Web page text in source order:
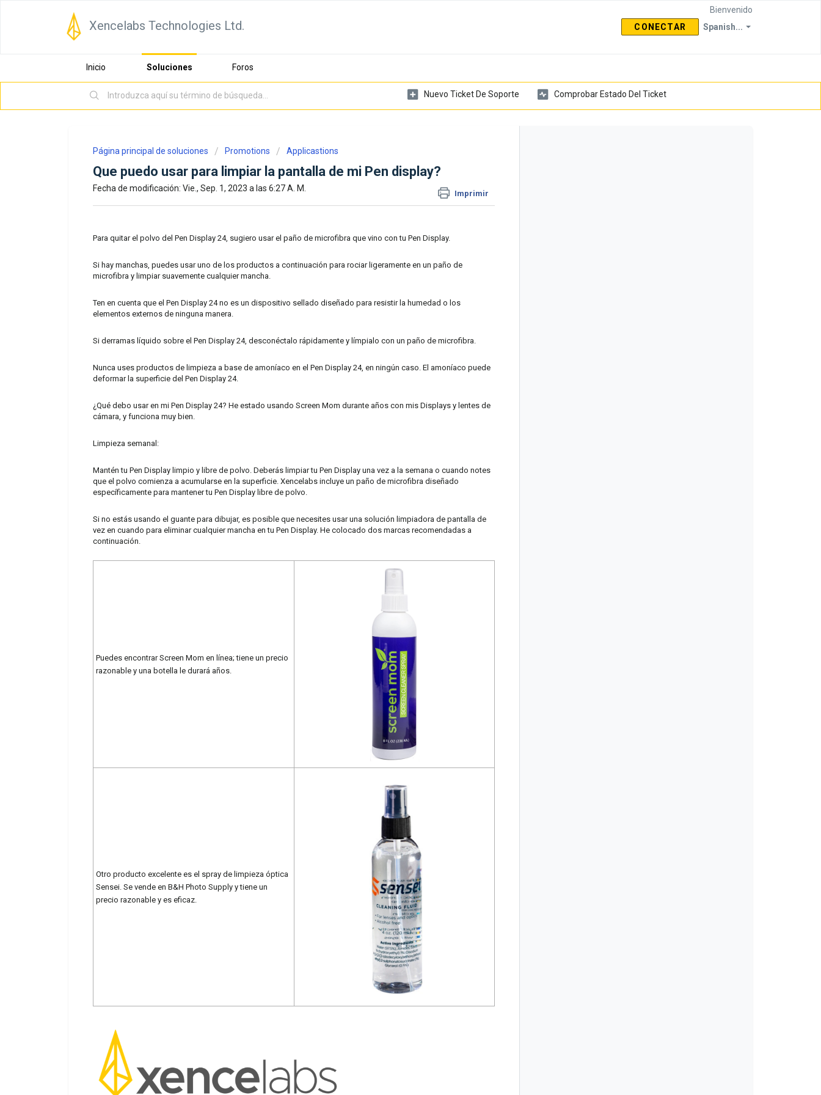
Xencelabs Technologies Ltd. Spanish...
Bienvenido
CONECTAR
Inicio Soluciones Foros
Nuevo Ticket De Soporte Comprobar Estado Del Ticket
Página principal de soluciones Promotions Applicastions
Que puedo usar para limpiar la pantalla de mi Pen display?
Imprimir
Fecha de modificación: Vie., Sep. 1, 2023 a las 6:27 A. M.
Para quitar el polvo del Pen Display 24, sugiero usar el paño de microfibra que vino con tu Pen Display.
Si hay manchas, puedes usar uno de los productos a continuación para rociar ligeramente en un paño de
microfibra y limpiar suavemente cualquier mancha.
Ten en cuenta que el Pen Display 24 no es un dispositivo sellado diseñado para resistir la humedad o los
elementos externos de ninguna manera.
Si derramas líquido sobre el Pen Display 24, desconéctalo rápidamente y límpialo con un paño de microfibra.
Nunca uses productos de limpieza a base de amoníaco en el Pen Display 24, en ningún caso. El amoníaco puede
deformar la superficie del Pen Display 24.
¿Qué debo usar en mi Pen Display 24? He estado usando Screen Mom durante años con mis Displays y lentes de
cámara, y funciona muy bien.
Limpieza semanal:
Mantén tu Pen Display limpio y libre de polvo. Deberás limpiar tu Pen Display una vez a la semana o cuando notes
que el polvo comienza a acumularse en la superficie. Xencelabs incluye un paño de microfibra diseñado
específicamente para mantener tu Pen Display libre de polvo.
Si no estás usando el guante para dibujar, es posible que necesites usar una solución limpiadora de pantalla de
vez en cuando para eliminar cualquier mancha en tu Pen Display. He colocado dos marcas recomendadas a
continuación.
Puedes encontrar Screen Mom en línea; tiene un precio
razonable y una botella le durará años.
Otro producto excelente es el spray de limpieza óptica
Sensei. Se vende en B&H Photo Supply y tiene un
precio razonable y es eficaz.